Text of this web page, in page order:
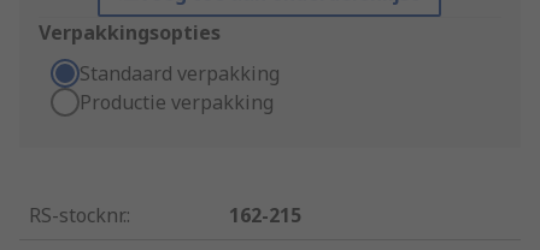
Verpakkingsopties
Standaard verpakking
Productie verpakking
RS-stocknr.:
162-215